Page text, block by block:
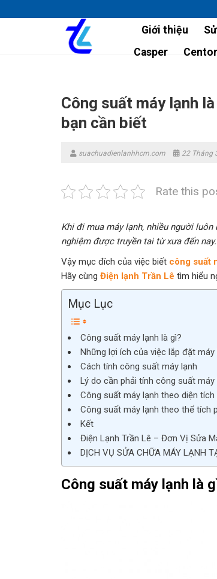
to
Giới thiệu
Casper
Công suất máy lạnh
bạn cần biết
suachuadienlanhhcm.com 22 Tháng
Rate this
Khi đi mua máy lạnh, nhiều người
nghiệm được truyền tai từ xưa đến nay.
Vậy mục đích của việc biết công suất
Hãy cùng Điện lạnh Trần Lê tìm hiểu
Mục Lục
Công suất máy lạnh là gì?
Những lợi ích của việc lắp đặt
Cách tính công suất máy lạnh
Lý do cần phải tính công suất máy
Công suất máy lạnh theo diện tích
Công suất máy lạnh theo thể tích
Kết
Điện Lạnh Trần Lê – Đơn Vị Sửa
DỊCH VỤ SỬA CHỮA MÁY LẠNH
Công suất máy lạnh là